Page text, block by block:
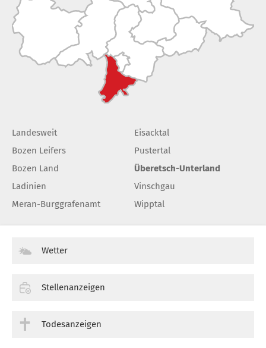
Landesweit
Bozen Leifers
Bozen Land
Ladinien
Meran-Burggrafenamt
Eisacktal
Pustertal
Überetsch-Unterland
Vinschgau
Wipptal
Wetter
Stellenanzeigen
Todesanzeigen